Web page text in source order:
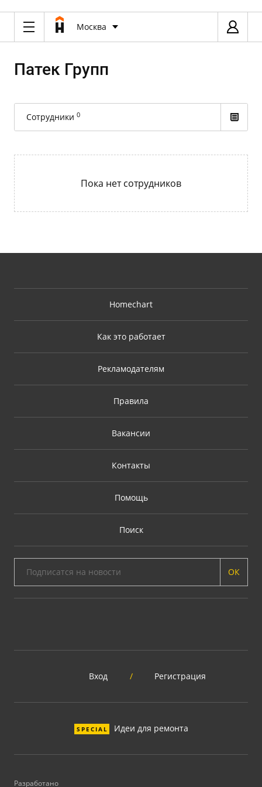
Москва
Патек Групп
Сотрудники 0
Пока нет сотрудников
Homechart
Как это работает
Рекламодателям
Правила
Вакансии
Контакты
Помощь
Поиск
ОК
Вход / Регистрация
SPECIAL Идеи для ремонта
Разработано